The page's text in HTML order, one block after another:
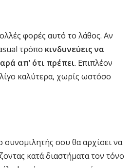
φορές αυτό το λάθος. Αν
τρόπο κινδυνεύεις να
απ’ ότι πρέπει. Επιπλέον
λίγο καλύτερα, χωρίς ωστόσο
συνομιλητής σου θα αρχίσει να
κατά διαστήματα τον τόνο